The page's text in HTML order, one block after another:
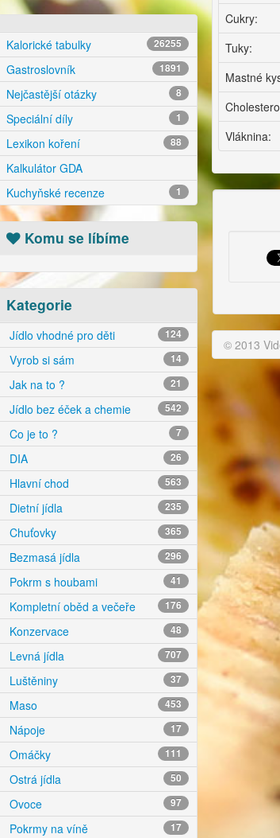
Kalorické tabulky 26255
Gastroslovník 1891
Nejčastější otázky 8
Speciální díly 1
Lexikon koření 88
Kalkulátor GDA
Kuchyňské recenze
1
Komu se líbíme
Kategorie
Jídlo vhodné pro děti 124
Vyrob si sám 14
Jak na to ? 21
Jídlo bez éček a chemie 542
Co je to ? 7
DIA 26
Hlavní chod 563
Dietní jídla 235
Chuťovky 365
Bezmasá jídla 296
Pokrm s houbami 41
Kompletní oběd a večeře 176
Konzervace 48
Levná jídla 707
Luštěniny 37
Maso 453
Nápoje 17
Omáčky 111
Ostrá jídla 50
Ovoce 97
Pokrmy na víně 17
Cukry:
Tuky:
Mastné
Vláknina:
© 2013